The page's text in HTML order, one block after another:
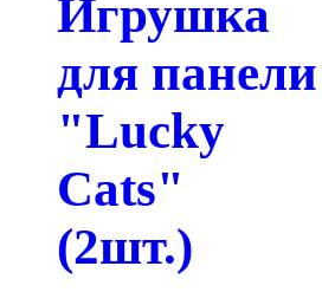
Игрушка
для панели
"Lucky
Cats"
(2шт.)